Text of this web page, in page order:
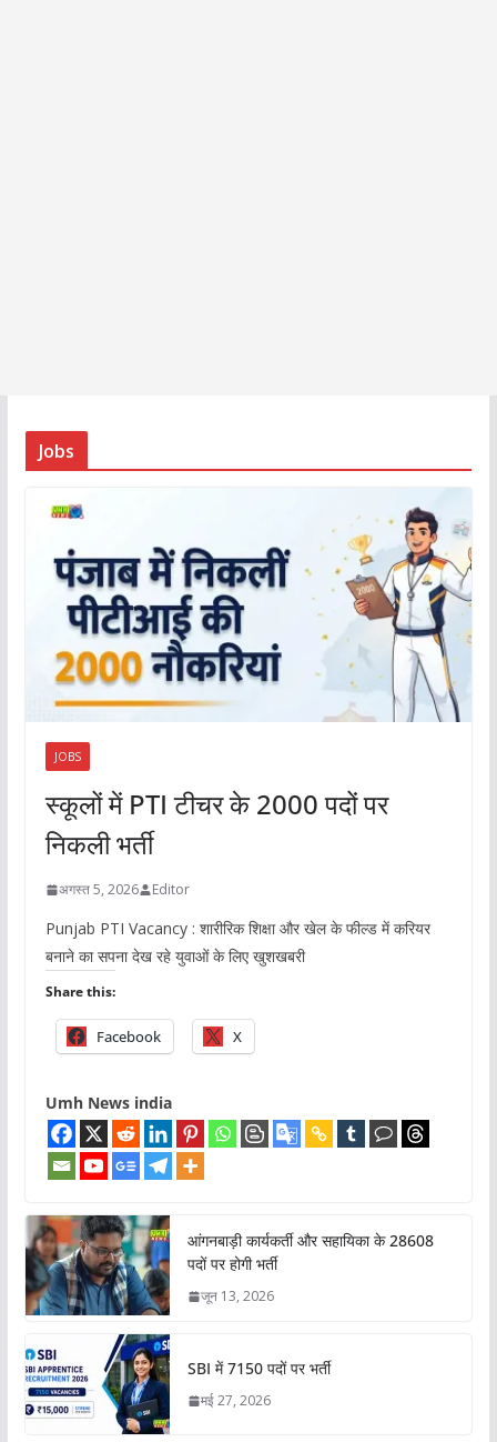
Jobs
JOBS
स्कूलों में PTI टीचर के 2000 पदों पर
निकली भर्ती
अगस्त 5, 2026 Editor
Punjab PTI Vacancy : शारीरिक शिक्षा और खेल के फील्ड में करियर
बनाने का सपना देख रहे युवाओं के लिए खुशखबरी
Share this:
Facebook X
Umh News india
आंगनबाड़ी कार्यकर्ती और सहायिका के 28608
पदों पर होगी भर्ती
जून 13, 2026
SBI में 7150 पदों पर भर्ती
मई 27, 2026